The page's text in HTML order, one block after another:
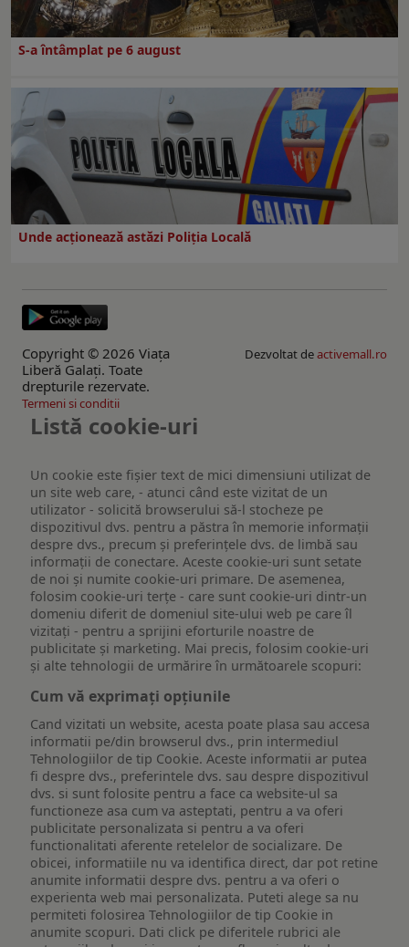
S-a întâmplat pe 6 august
Unde acționează astăzi Poliția Locală
Copyright © 2026 Viaţa
Liberă Galaţi. Toate
drepturile rezervate.
Dezvoltat deactivemall.ro
Termeni si conditii
Listă cookie-uri
Un cookie este fişier text de mici dimensiuni utilizat de
un site web care, - atunci când este vizitat de un
utilizator - solicită browserului să-l stocheze pe
dispozitivul dvs. pentru a păstra în memorie informații
despre dvs., precum și preferințele dvs. de limbă sau
informații de conectare. Aceste cookie-uri sunt setate
de noi și numite cookie-uri primare. De asemenea,
folosim cookie-uri terțe - care sunt cookie-uri dintr-un
domeniu diferit de domeniul site-ului web pe care îl
vizitați - pentru a sprijini eforturile noastre de
publicitate și marketing. Mai precis, folosim cookie-uri
și alte tehnologii de urmărire în următoarele scopuri:
Cum vă exprimați opțiunile
Cand vizitati un website, acesta poate plasa sau accesa
informatii pe/din browserul dvs., prin intermediul
Tehnologiilor de tip Cookie. Aceste informatii ar putea
fi despre dvs., preferintele dvs. sau despre dispozitivul
dvs. si sunt folosite pentru a face ca website-ul sa
functioneze asa cum va asteptati, pentru a va oferi
publicitate personalizata si pentru a va oferi
functionalitati aferente retelelor de socializare. De
obicei, informatiile nu va identifica direct, dar pot retine
anumite informatii despre dvs. pentru a va oferi o
experienta web mai personalizata. Puteti alege sa nu
permiteti folosirea Tehnologiilor de tip Cookie in
anumite scopuri. Dati click pe diferitele rubrici ale